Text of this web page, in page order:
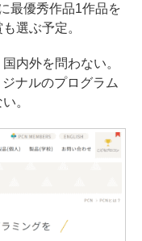
最優秀作品1作品を
選ぶ予定。
内外を問わない。
ナルのプログラム
。